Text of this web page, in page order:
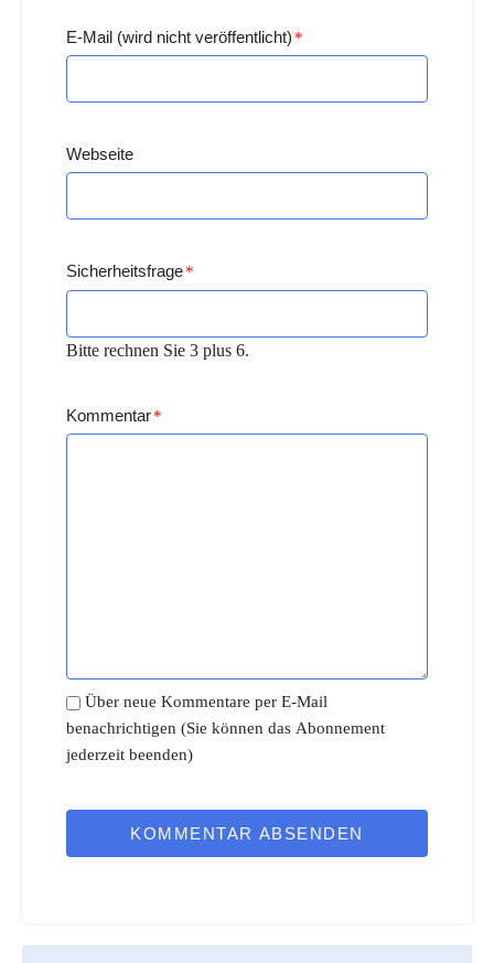
E-Mail (wird nicht veröffentlicht) *
Webseite
Sicherheitsfrage*
Bitte rechnen Sie 3 plus 6.
Kommentar*
Über neue Kommentare per E-Mail
benachrichtigen (Sie können das Abonnement
jederzeit beenden)
KOMMENTAR ABSENDEN